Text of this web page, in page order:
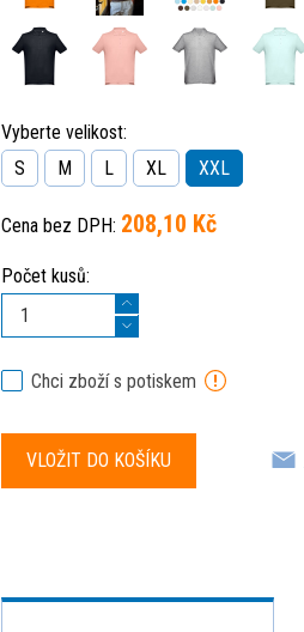
Vyberte velikost:
S
M L XL XXL
Cena bez DPH: 208,10 Kč
Počet kusů:
Chci zboží s potiskem